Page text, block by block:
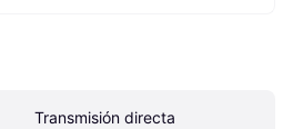
Transmisión directa